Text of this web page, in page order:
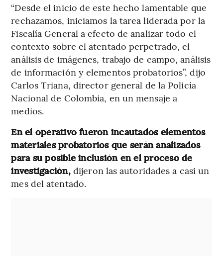
“Desde el inicio de este hecho lamentable que
rechazamos, iniciamos la tarea liderada por la
Fiscalía General a efecto de analizar todo el
contexto sobre el atentado perpetrado, el
análisis de imágenes, trabajo de campo, análisis
de información y elementos probatorios”, dijo
Carlos Triana, director general de la Policía
Nacional de Colombia, en un mensaje a
medios.
En el operativo fueron incautados elementos
materiales probatorios que serán analizados
para su posible inclusión en el proceso de
investigación, dijeron las autoridades a casi un
mes del atentado.